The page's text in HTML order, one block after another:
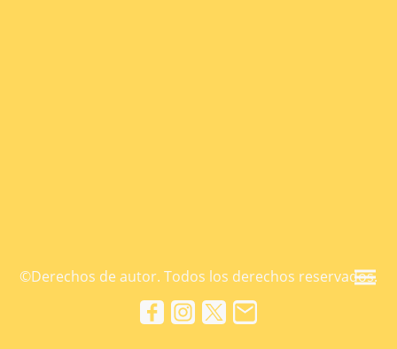
©Derechos de autor. Todos los derechos reservados.